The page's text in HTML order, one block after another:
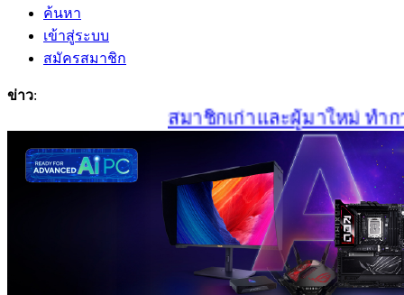
ค้นหา
เข้าสู่ระบบ
สมัครสมาชิก
ข่าว:
สมาชิกเก่าและผู้มาใหม่ ทำก